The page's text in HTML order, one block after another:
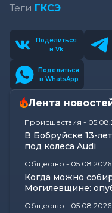
Теги ГКСЭ
Поделиться
в Vk
Поделиться
в WhatsApp
Лента
Происшествия -
В Бобруйске 13-
под колеса Audi
Общество - 05.08.2026
Когда можно
Могилевщине:
Общество - 05.08.2026